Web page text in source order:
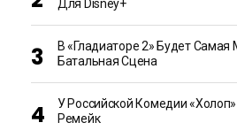
Для Disney+
В «Гладиаторе 2» Будет
Батальная Сцена
У Российской Комедии
Ремейк